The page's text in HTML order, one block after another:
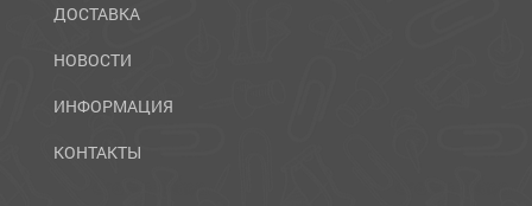
ДОСТАВКА
НОВОСТИ
ИНФОРМАЦИЯ
КОНТАКТЫ